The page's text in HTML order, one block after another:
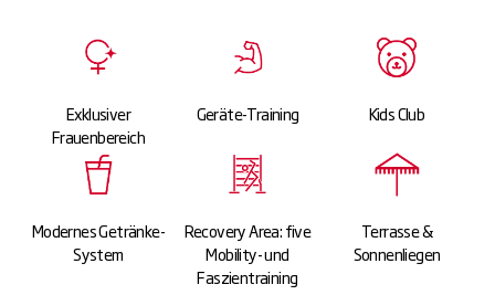
Exklusiver
Frauenbereich
Geräte-Training Kids Club
Modernes Getränke-
System
Recovery Area: five
Mobility- und
Faszientraining
Terrasse &
Sonnenliegen